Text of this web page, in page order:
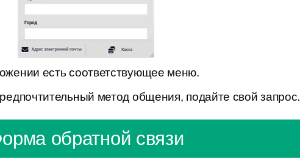
есть соответствующее меню.
метод общения, подайте свой запрос.
обратной связи